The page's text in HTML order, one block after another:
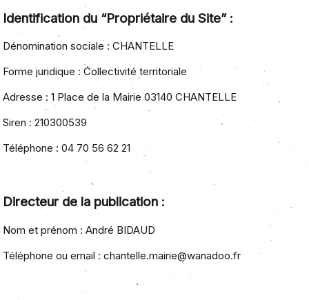
Identification du “Propriétaire du Site” :
Dénomination sociale :CHANTELLE
Forme juridique :Collectivité territoriale
Adresse :1 Place de la Mairie 03140 CHANTELLE
Siren :210300539
Téléphone : 04 70 56 62 21
Directeur de la publication :
Nom et prénom :André BIDAUD
Téléphone ou email :chantelle.mairie@wanadoo.fr